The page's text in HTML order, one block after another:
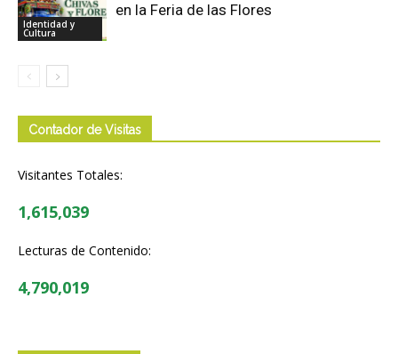
Identidad y
Cultura
en la Feria de las Flores
Contador de Visitas
Visitantes Totales:
1,615,039
Lecturas de Contenido:
4,790,019